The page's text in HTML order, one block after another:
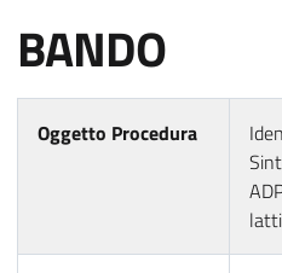
BANDO
Oggetto Procedura